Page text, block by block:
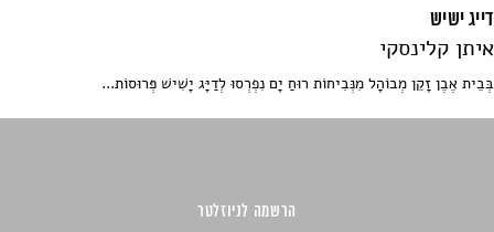
דייג ישיש
איתן קלינסקי
בְּבֵית אֶבֶן זָקֵן מְבוֹהָל מִנְּבִיחוֹת רוּחַ יָם נִפְרְסוּ לְדַיָּג יָשִׁישׁ פְּרוּסוֹת...
הרשמה לניוזלטר